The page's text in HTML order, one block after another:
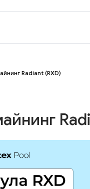
Radiant (RXD)